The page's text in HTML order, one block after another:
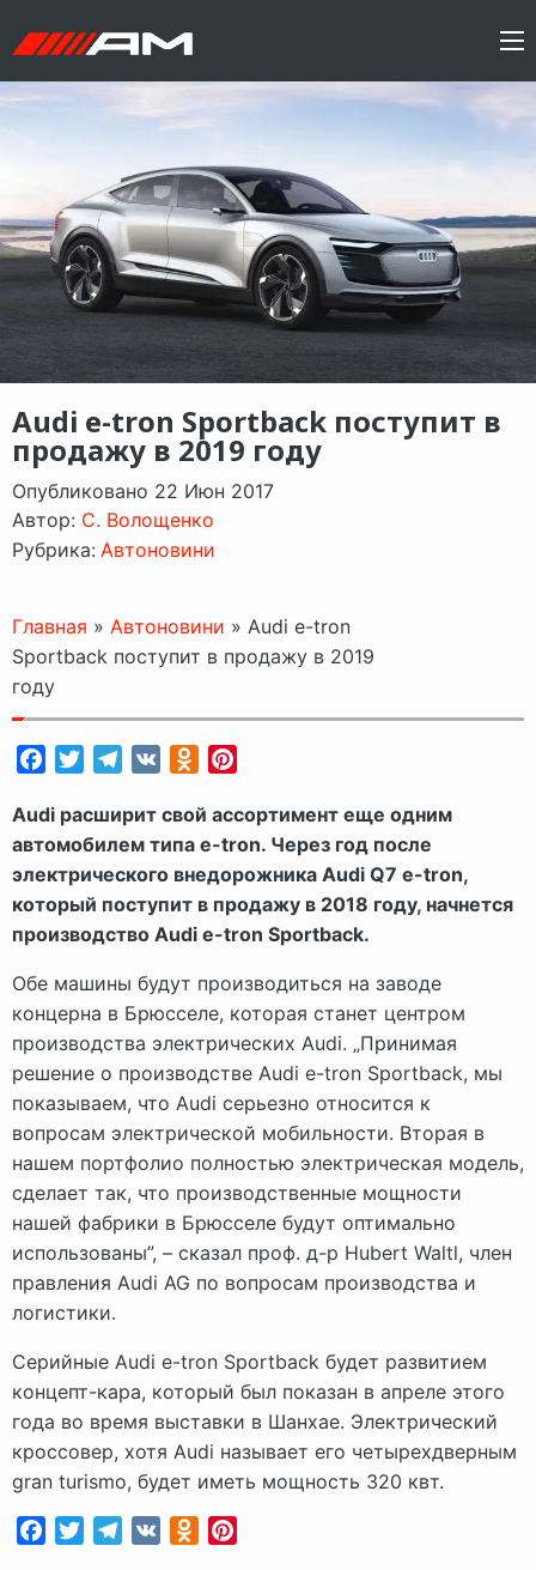
Audi e-tron Sportback поступит в
продажу в 2019 году
Опубликовано 22 Июн 2017
Автор: C. Волощенко
Рубрика: Автоновини
Главная » Автоновини » Audi e-tron
Sportback поступит в продажу в 2019
году
FacebookTwitterTelegram
VK Odnoklassniki
Audi расширит свой ассортимент еще одним
автомобилем типа e-tron. Через год после
электрического внедорожника Audi Q7 e-tron,
который поступит в продажу в 2018 году, начнется
производство Audi e-tron Sportback.
Обе машины будут производиться на заводе
концерна в Брюсселе, которая станет центром
производства электрических Audi. „Принимая
решение о производстве Audi e-tron Sportback, мы
показываем, что Audi серьезно относится к
вопросам электрической мобильности. Вторая в
нашем портфолио полностью электрическая модель,
сделает так, что производственные мощности
нашей фабрики в Брюсселе будут оптимально
использованы”, – сказал проф. д-р Hubert Waltl, член
правления Audi AG по вопросам производства и
логистики.
Серийные Audi e-tron Sportback будет развитием
концепт-кара, который был показан в апреле этого
года во время выставки в Шанхае. Электрический
кроссовер, хотя Audi называет его четырехдверным
gran turismo, будет иметь мощность 320 квт.
FacebookTwitterTelegram
VK Odnoklassniki